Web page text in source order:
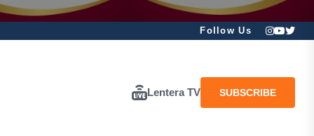
Follow Us
Lentera TV SUBSCRIBE